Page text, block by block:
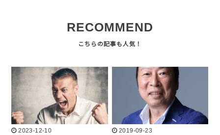
RECOMMEND
2023-12-10
2019-09-23